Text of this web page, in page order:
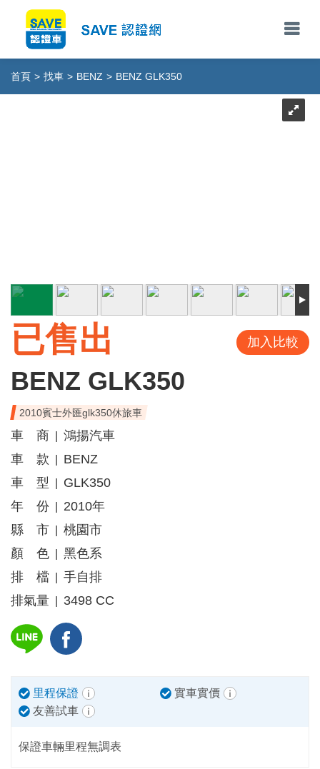
首頁 > 找車 > BENZ > BENZ GLK350
已售出 加入比較
BENZ GLK350
2010賓士外匯glk350休旅車
車 商
鴻揚汽車
車 款
BENZ
車 型
GLK350
年 份
2010年
縣 市
桃園市
顏 色
黑色系
排 檔
手自排
排氣量
3498 CC
里程保證
實車實價
友善試車
保證車輛里程無調表